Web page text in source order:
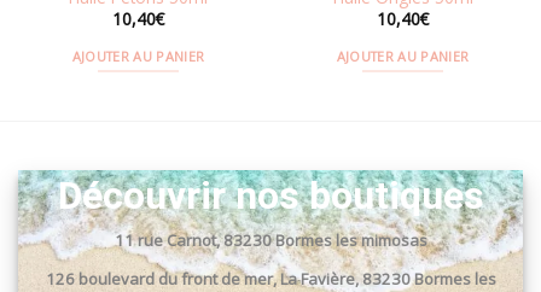
10,40€
AJOUTER AU PANIER
10,40€
AJOUTER AU PANIER
Découvrir nos boutiques
11 rue Carnot, 83230 Bormes les mimosas
126 boulevard du front de mer, La Favière, 83230 Bormes les